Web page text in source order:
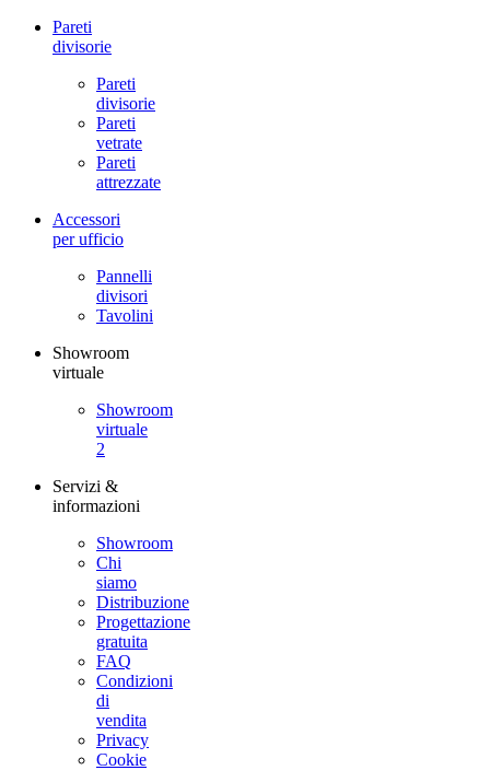
Pareti
divisorie
Pareti
divisorie
Pareti
vetrate
Pareti
attrezzate
Accessori
per ufficio
Pannelli
divisori
Tavolini
Showroom
virtuale
Showroom
virtuale
2
Servizi &
informazioni
Showroom
Chi
siamo
Distribuzione
Progettazione
gratuita
FAQ
Condizioni
di
vendita
Privacy
Cookie